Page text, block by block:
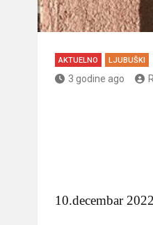
AKTUELNO LJUBUŠKI
3 godine ago
10.decembar